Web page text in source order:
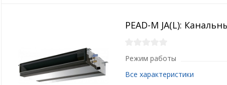
PEAD-M JA(L):
Режим работы
Все характеристики